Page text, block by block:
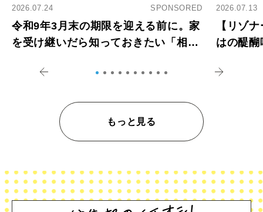
2026.07.24 SPONSORED
令和9年3月末の期限を迎える前に。家
を受け継いだら知っておきたい「相続
2026.07.13
【リゾ
はの醍
もっと見る